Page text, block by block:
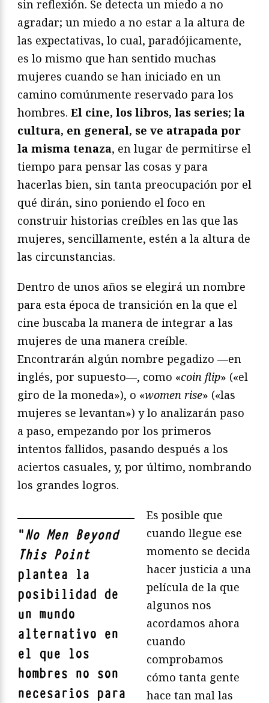
sin reflexión. Se detecta un miedo a no
agradar; un miedo a no estar a la altura de
las expectativas, lo cual, paradójicamente,
es lo mismo que han sentido muchas
mujeres cuando se han iniciado en un
camino comúnmente reservado para los
hombres. El cine, los libros, las series; la
cultura, en general, se ve atrapada por
la misma tenaza, en lugar de permitirse el
tiempo para pensar las cosas y para
hacerlas bien, sin tanta preocupación por el
qué dirán, sino poniendo el foco en
construir historias creíbles en las que las
mujeres, sencillamente, estén a la altura de
las circunstancias.
Dentro de unos años se elegirá un nombre
para esta época de transición en la que el
cine buscaba la manera de integrar a las
mujeres de una manera creíble.
Encontrarán algún nombre pegadizo —en
inglés, por supuesto—, como «coin flip» («el
giro de la moneda»), o «women rise» («las
mujeres se levantan») y lo analizarán paso
a paso, empezando por los primeros
intentos fallidos, pasando después a los
aciertos casuales, y, por último, nombrando
los grandes logros.
"No Men Beyond
This Point
plantea la
posibilidad de
un mundo
alternativo en
el que los
hombres no son
necesarios para
Es posible que
cuando llegue ese
momento se decida
hacer justicia a una
película de la que
algunos nos
acordamos ahora
cuando
comprobamos
cómo tanta gente
hace tan mal las